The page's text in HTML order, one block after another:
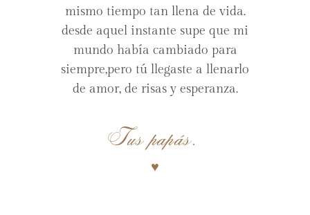
mismo tiempo tan llena de vida.
desde aquel instante supe que mi
mundo había cambiado para
siempre,pero tú llegaste a llenarlo
de amor, de risas y esperanza.
Tus papás.
♥︎